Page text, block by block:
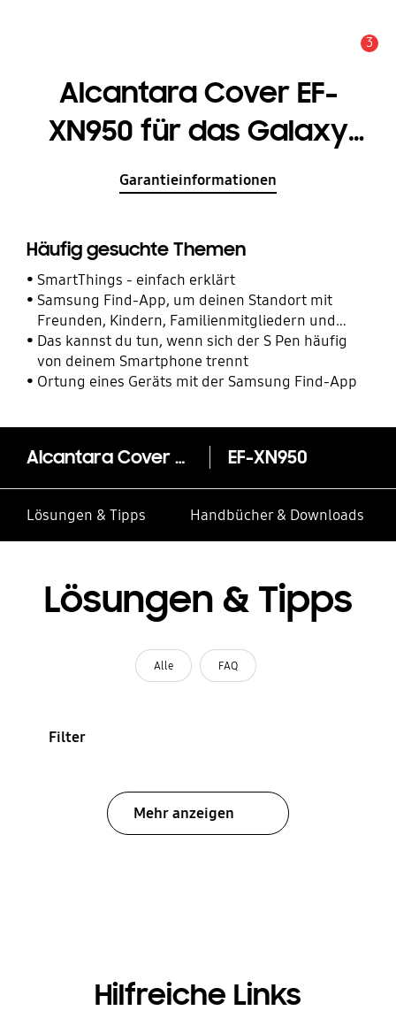
3
Alcantara Cover EF-
XN950 für das Galaxy
Note8
Garantieinformationen
Häufig gesuchte Themen
SmartThings - einfach erklärt
Samsung Find-App, um deinen Standort mit
Freunden, Kindern, Familienmitgliedern und
anderen Kontakten zu teilen
Das kannst du tun, wenn sich der S Pen häufig
von deinem Smartphone trennt
Ortung eines Geräts mit der Samsung Find-App
Alcantara Cover EF-XN950 für das Galaxy Note8 EF-XN950
Lösungen & Tipps Handbücher & Downloads
Lösungen & Tipps
Alle FAQ
Filter
Mehr anzeigen
Hilfreiche Links